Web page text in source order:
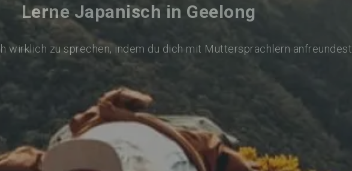
Lerne Japanisch in Geelong
wirklich zu sprechen, indem du dich mit Muttersprachlern anfreundest